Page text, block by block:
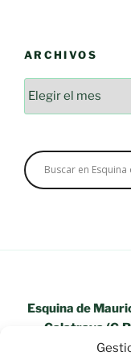
ARCHIVOS
Archivos
Esquina de
Calatrava